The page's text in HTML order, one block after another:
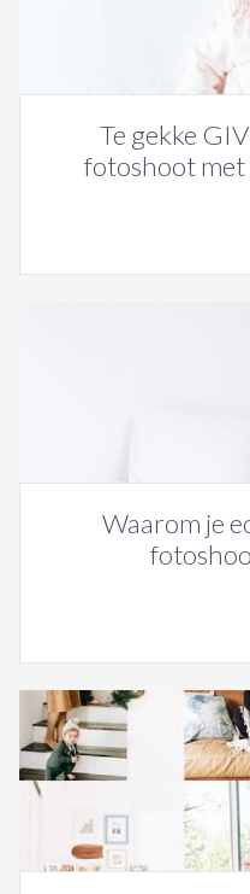
Te gekke
fotoshoot met
Waarom je